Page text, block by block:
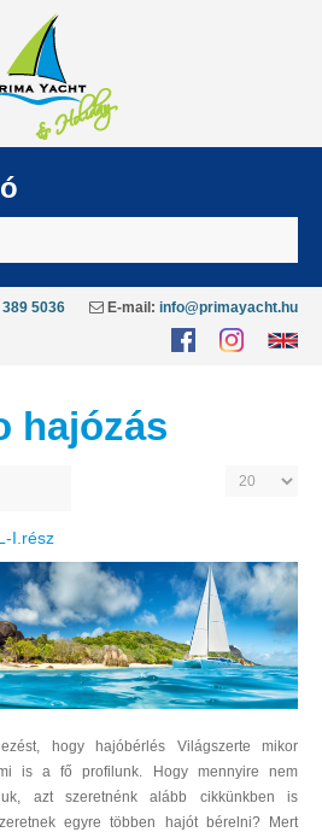
5036 E-mail: info@primayacht.hu
hajózás
Tételek #
I.rész
hogy hajóbérlés Világszerte mikor
is a fő profilunk. Hogy mennyire nem
azt szeretnénk alább cikkünkben is
egyre többen hajót bérelni? Mert